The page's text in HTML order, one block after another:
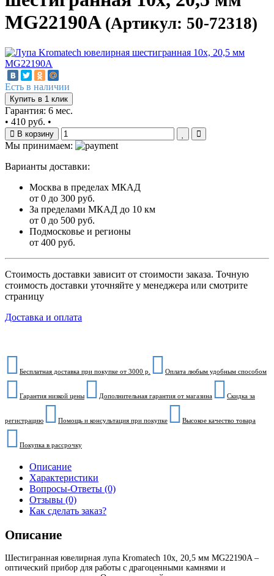
MG22190A (Артикул: 50-72318)
Есть в наличии
Купить в 1 клик
Гарантия: 6 мес.
• 410 руб. •
В корзину
Мы принимаем:
Варианты доставки:
Москва в пределах МКАД
от 0 до 300 руб.
За пределами МКАД до 10 км
от 0 до 500 руб.
Подмосковье и регионы
от 400 руб.
Стоимость доставки зависит от стоимости заказа. Точную
стоимость доставки уточняйте у менеджера или смотрите
страницу
Доставка и оплата
Бесплатная доставка при покупке от 3000 р. Оплата любым удобным способом
Гарантия низкой цены Дополнительная гарантия от магазина Скидка за
регистрацию Помощь и консультация при покупке Высокое качество товара
Покупка в рассрочку
Описание
Характеристики
Вопросы-Ответы (0)
Отзывы (0)
Как сделать заказ?
Описание
Шестигранная ювелирная лупа Kromatech 10x, 20,5 мм MG22190A –
оптический прибор для работы с драгоценными камнями и